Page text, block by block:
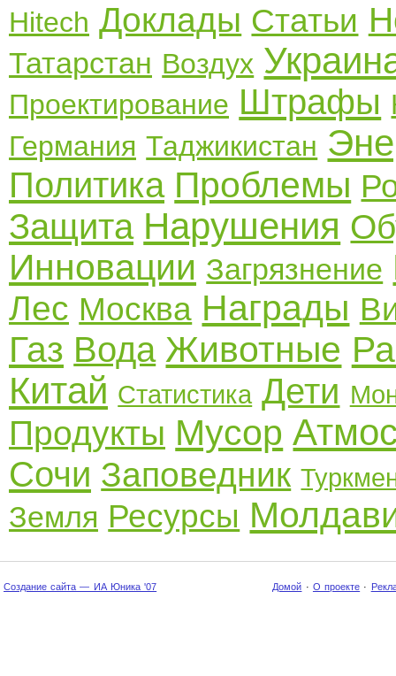
Hitech Доклады Статьи
Татарстан Воздух
Проектирование Штрафы
Германия Таджикистан
Политика Проблемы
Защита Нарушения
Инновации Загрязнение
Лес Москва Награды
Газ Вода Животные
Китай Статистика Дети
Продукты Мусор
Сочи Заповедник
Земля Ресурсы
Создание сайта — ИА Юника '07 Домой · О проекте ·